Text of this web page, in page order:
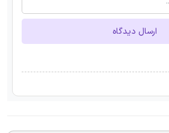
ارسال دیدگاه